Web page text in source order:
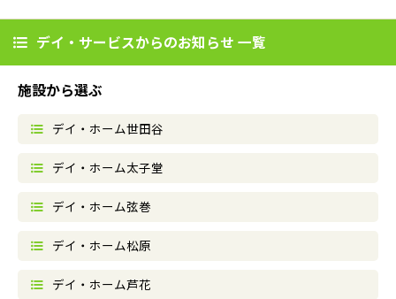
デイ・サービスからのお知らせ 一覧
施設から選ぶ
デイ・ホーム世田谷
デイ・ホーム太子堂
デイ・ホーム弦巻
デイ・ホーム松原
デイ・ホーム芦花